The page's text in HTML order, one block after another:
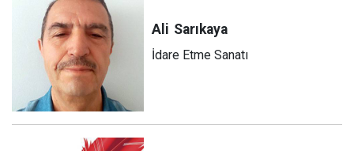
Ali Sarıkaya
İdare Etme Sanatı